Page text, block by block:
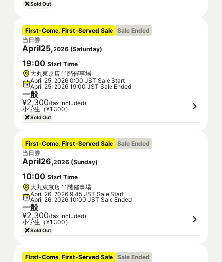
Sold Out
First-Come, First-Served Sale Sale Ended
当日券
April25,2026 (Saturday)
19:00 Start Time
大丸東京店 11階催事場
April 25, 2026 0:00 JST Sale Start
April 25, 2026 19:00 JST Sale Ended
一般
¥2,300(tax included)
小学生（¥1,300）
Sold Out
First-Come, First-Served Sale Sale Ended
当日券
April26,2026 (Sunday)
10:00 Start Time
大丸東京店 11階催事場
April 26, 2026 9:45 JST Sale Start
April 26, 2026 10:00 JST Sale Ended
一般
¥2,300(tax included)
小学生（¥1,300）
Sold Out
First-Come, First-Served Sale Sale Ended